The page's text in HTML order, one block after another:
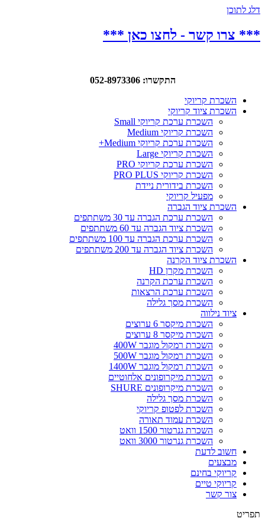
דלג לתוכן
*** צרו קשר - לחצו כאן ***
התקשרו: 052-8973306
השכרת קריוקי
השכרת ציוד קריוקי
השכרת ערכת קריוקי Small
השכרת קריוקי Medium
השכרת ערכת קריוקי Medium+
השכרת קריוקי Large
השכרת ערכת קריוקי PRO
השכרת קריוקי PRO PLUS
השכרת בידורית ניידת
מפעיל קריוקי
השכרת ציוד הגברה
השכרת ערכת הגברה עד 30 משתתפים
השכרת ציוד הגברה עד 60 משתתפים
השכרת ערכת הגברה עד 100 משתתפים
השכרת ציוד הגברה עד 200 משתתפים
השכרת ציוד הקרנה
השכרת מקרן HD
השכרת ערכת הקרנה
השכרת ערכת הרצאות
השכרת מסך גלילה
ציוד נילווה
השכרת מיקסר 6 ערוצים
השכרת מיקסר 8 ערוצים
השכרת רמקול מוגבר 400W
השכרת רמקול מוגבר 500W
השכרת רמקול מוגבר 1400W
השכרת מיקרופונים אלחוטיים
השכרת מיקרופונים SHURE
השכרת מסך גלילה
השכרת לפטופ קריוקי
השכרת עמוד תאורה
השכרת גנרטור 1500 וואט
השכרת גנרטור 3000 וואט
חשוב לדעת
מבצעים
קריוקי בחינם
קריוקי טיים
צור קשר
תפריט